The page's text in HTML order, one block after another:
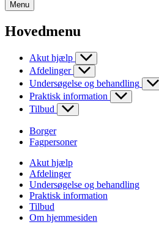
Menu
Hovedmenu
Akut hjælp
Afdelinger
Undersøgelse og behandling
Praktisk information
Tilbud
Borger
Fagpersoner
Akut hjælp
Afdelinger
Undersøgelse og behandling
Praktisk information
Tilbud
Om hjemmesiden